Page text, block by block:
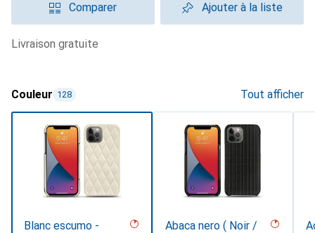
Comparer Ajouter à la liste
livraison gratuite
Couleur 128 Tout afficher
Blanc escumo -
Abaca nero ( Noir /